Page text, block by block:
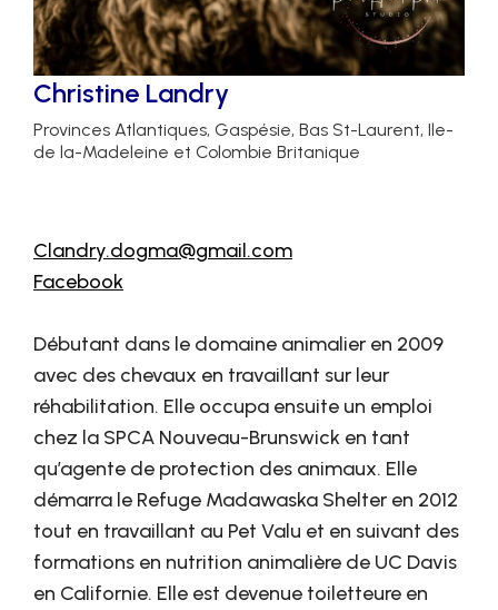
Christine Landry
Provinces Atlantiques, Gaspésie, Bas St-Laurent, Ile-
de la-Madeleine et Colombie Britanique
Clandry.dogma@gmail.com
Facebook
Débutant dans le domaine animalier en 2009
avec des chevaux en travaillant sur leur
réhabilitation. Elle occupa ensuite un emploi
chez la SPCA Nouveau-Brunswick en tant
qu’agente de protection des animaux. Elle
démarra le Refuge Madawaska Shelter en 2012
tout en travaillant au Pet Valu et en suivant des
formations en nutrition animalière de UC Davis
en Californie. Elle est devenue toiletteure en